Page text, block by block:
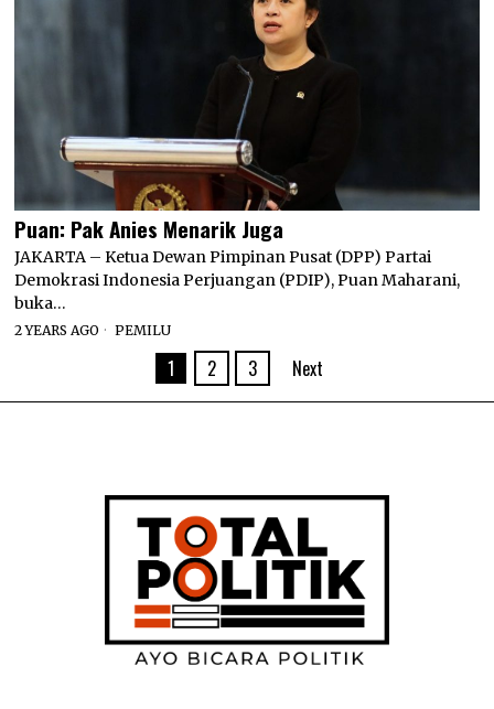
Puan: Pak Anies Menarik Juga
JAKARTA – Ketua Dewan Pimpinan Pusat (DPP) Partai
Demokrasi Indonesia Perjuangan (PDIP), Puan Maharani,
buka…
2 YEARS AGO PEMILU
1 2 3 Next